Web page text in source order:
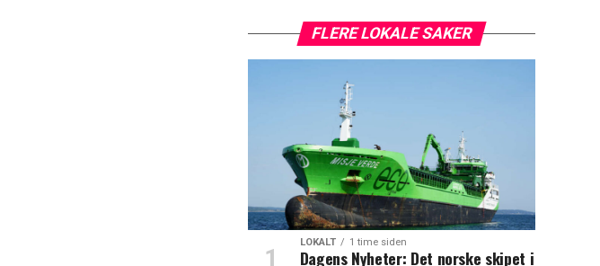
FLERE LOKALE SAKER
LOKALT 1 time siden
Dagens Nyheter: Det norske skipet i